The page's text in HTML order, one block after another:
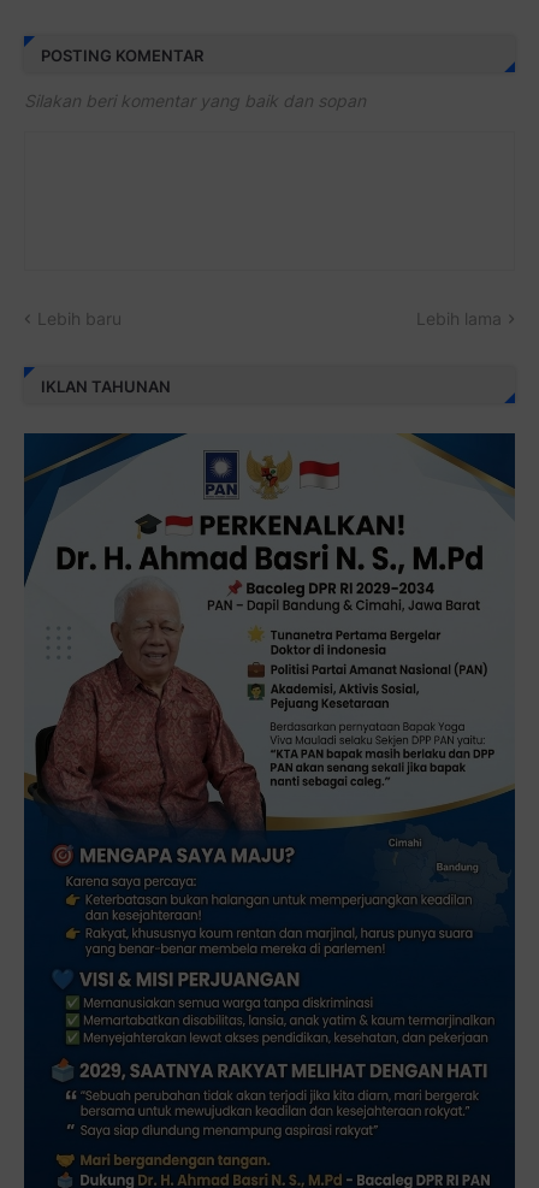
POSTING KOMENTAR
Silakan beri komentar yang baik dan sopan
Lebih baru Lebih lama
IKLAN TAHUNAN